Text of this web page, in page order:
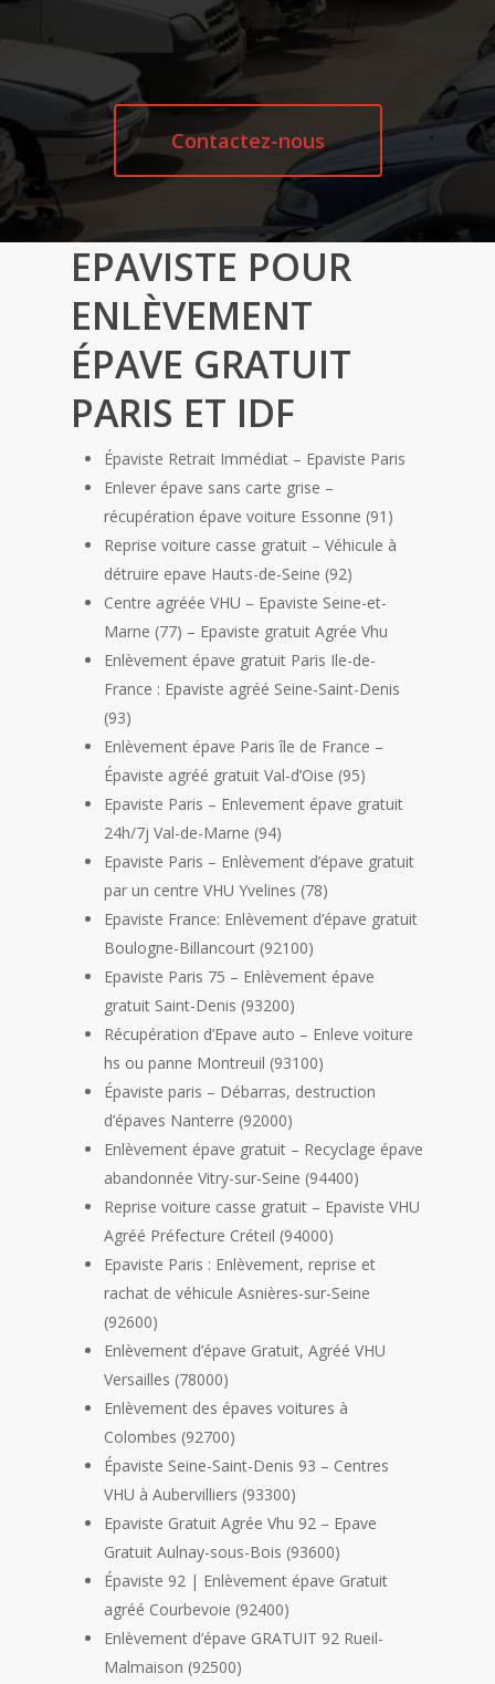
Contactez-nous
EPAVISTE POUR
ENLÈVEMENT
ÉPAVE GRATUIT
PARIS ET IDF
Épaviste Retrait Immédiat – Epaviste Paris
Enlever épave sans carte grise –
récupération épave voiture Essonne (91)
Reprise voiture casse gratuit – Véhicule à
détruire epave Hauts-de-Seine (92)
Centre agréée VHU – Epaviste Seine-et-
Marne (77) – Epaviste gratuit Agrée Vhu
Enlèvement épave gratuit Paris Ile-de-
France : Epaviste agréé Seine-Saint-Denis
(93)
Enlèvement épave Paris île de France –
Épaviste agréé gratuit Val-d’Oise (95)
Epaviste Paris – Enlevement épave gratuit
24h/7j Val-de-Marne (94)
Epaviste Paris – Enlèvement d’épave gratuit
par un centre VHU Yvelines (78)
Epaviste France: Enlèvement d’épave gratuit
Boulogne-Billancourt (92100)
Epaviste Paris 75 – Enlèvement épave
gratuit Saint-Denis (93200)
Récupération d’Epave auto – Enleve voiture
hs ou panne Montreuil (93100)
Épaviste paris – Débarras, destruction
d’épaves Nanterre (92000)
Enlèvement épave gratuit – Recyclage épave
abandonnée Vitry-sur-Seine (94400)
Reprise voiture casse gratuit – Epaviste VHU
Agréé Préfecture Créteil (94000)
Epaviste Paris : Enlèvement, reprise et
rachat de véhicule Asnières-sur-Seine
(92600)
Enlèvement d’épave Gratuit, Agréé VHU
Versailles (78000)
Enlèvement des épaves voitures à
Colombes (92700)
Épaviste Seine-Saint-Denis 93 – Centres
VHU à Aubervilliers (93300)
Epaviste Gratuit Agrée Vhu 92 – Epave
Gratuit Aulnay-sous-Bois (93600)
Épaviste 92 | Enlèvement épave Gratuit
agréé Courbevoie (92400)
Enlèvement d’épave GRATUIT 92 Rueil-
Malmaison (92500)